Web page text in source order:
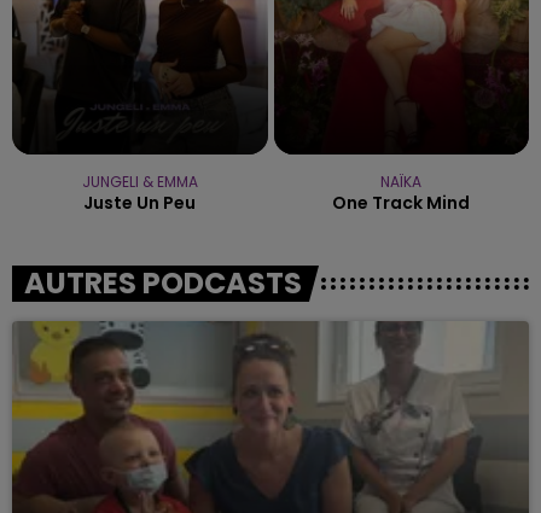
JUNGELI & EMMA
Juste Un Peu
NAÏKA
One Track Mind
AUTRES PODCASTS